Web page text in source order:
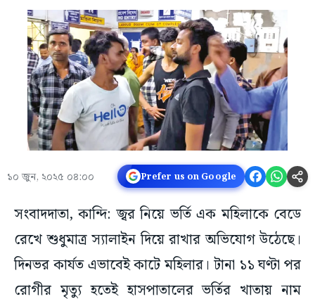
১০ জুন, ২০২৫ ০৪:০০ Prefer us on Google
সংবাদদাতা, কান্দি: জ্বর নিয়ে ভর্তি এক মহিলাকে বেডে
রেখে শুধুমাত্র স্যালাইন দিয়ে রাখার অভিযোগ উঠেছে।
দিনভর কার্যত এভাবেই কাটে মহিলার। টানা ১১ ঘণ্টা পর
রোগীর মৃত্যু হতেই হাসপাতালের ভর্তির খাতায় নাম